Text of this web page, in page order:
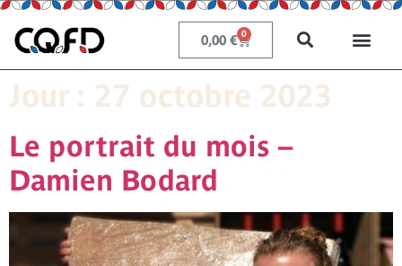
0,00 € 0
Jour : 27 octobre 2023
Le portrait du mois –
Damien Bodard